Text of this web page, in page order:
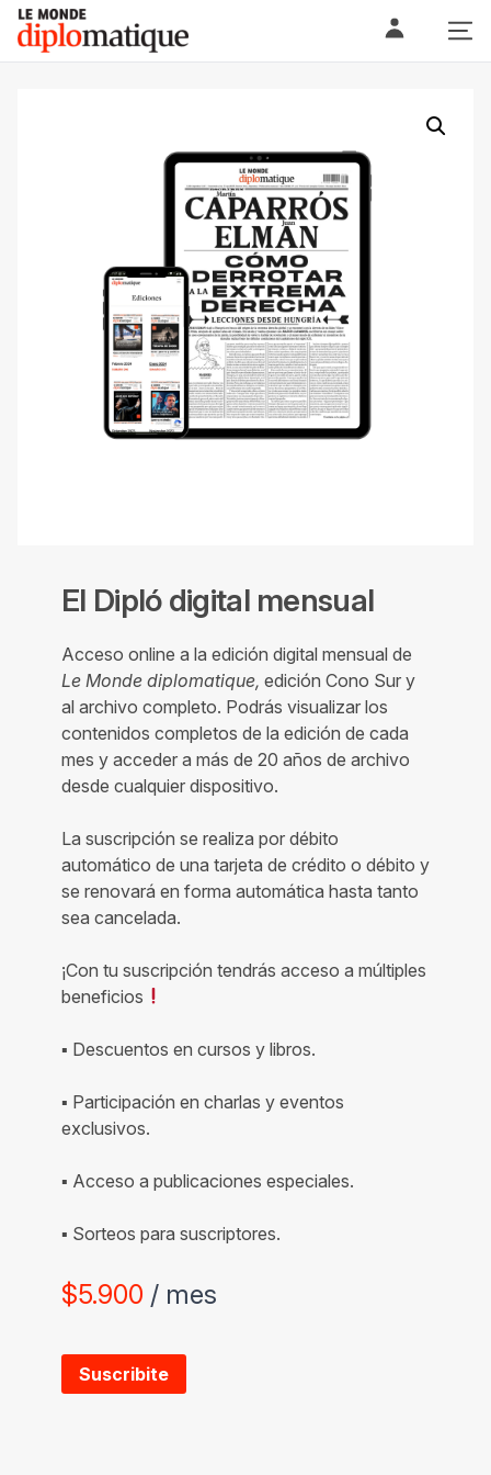
Skip
content
Le monde diplomatique
El Dipló digital mensual
Acceso online a la edición digital mensual de
Le Monde diplomatique, edición Cono Sur y
al archivo completo. Podrás visualizar los
contenidos completos de la edición de cada
mes y acceder a más de 20 años de archivo
desde cualquier dispositivo.
La suscripción se realiza por débito
automático de una tarjeta de crédito o débito y
se renovará en forma automática hasta tanto
sea cancelada.
¡Con tu suscripción tendrás acceso a múltiples
beneficios
▪ Descuentos en cursos y libros.
▪ Participación en charlas y eventos
exclusivos.
▪ Acceso a publicaciones especiales.
▪ Sorteos para suscriptores.
$5.900 / mes
Suscribite